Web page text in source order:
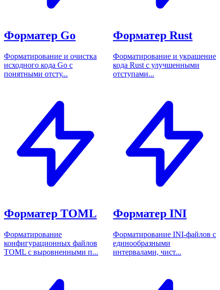
Форматер Go
Форматирование и очистка
исходного кода Go с
понятными отсту...
Форматер Rust
Форматирование и украшение
кода Rust с улучшенными
отступами...
Форматер TOML
Форматирование
конфигурационных файлов
TOML с выровненными п...
Форматер INI
Форматирование INI-файлов с
единообразными
интервалами, чист...